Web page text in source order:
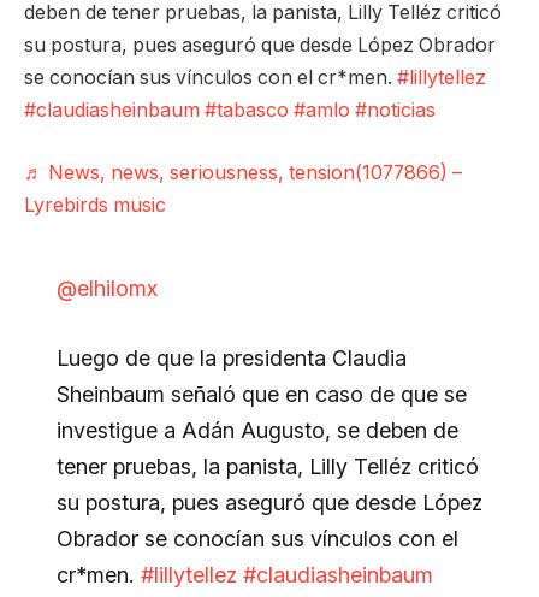
deben de tener pruebas, la panista, Lilly Telléz criticó
su postura, pues aseguró que desde López Obrador
se conocían sus vínculos con el cr*men. #lillytellez
#claudiasheinbaum #tabasco #amlo #noticias
♬ News, news, seriousness, tension(1077866) –
Lyrebirds music
@elhilomx
Luego de que la presidenta Claudia
Sheinbaum señaló que en caso de que se
investigue a Adán Augusto, se deben de
tener pruebas, la panista, Lilly Telléz criticó
su postura, pues aseguró que desde López
Obrador se conocían sus vínculos con el
cr*men. #lillytellez #claudiasheinbaum